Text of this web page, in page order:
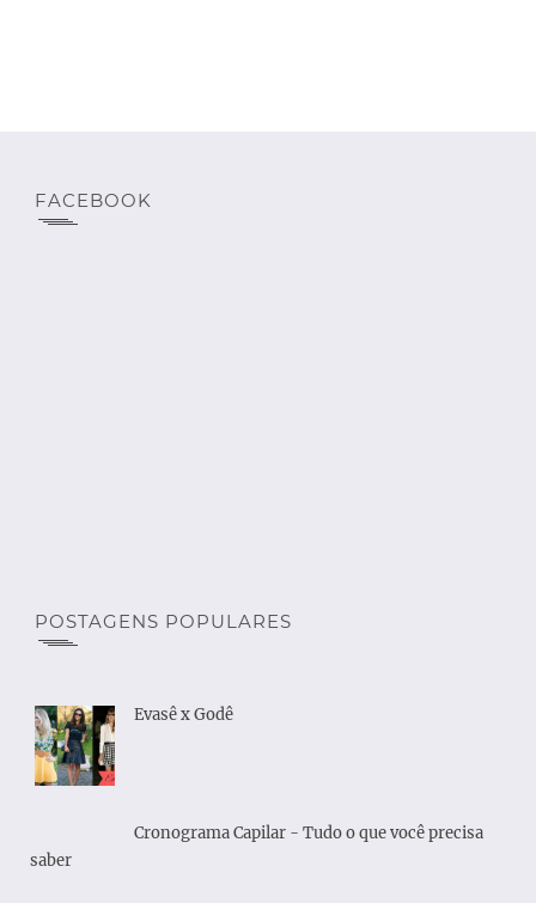
FACEBOOK
POSTAGENS POPULARES
Evasê x Godê
Cronograma Capilar - Tudo o que você precisa
saber